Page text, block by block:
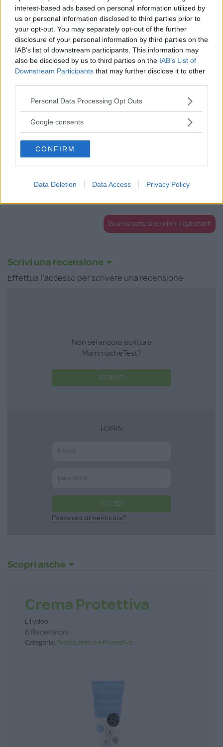
interest-based ads based on personal information utilized by
us or personal information disclosed to third parties prior to
your opt-out. You may separately opt-out of the further
disclosure of your personal information by third parties on the
IAB’s list of downstream participants. This information may
also be disclosed by us to third parties on the IAB’s List of
Downstream Participants that may further disclose it to other
Please note that this website/app uses one or more Google
not limited to your visit or usage behaviour. You may click to
use your data for below specified purposes in below Google
consent section.
Personal Data Processing Opt Outs
Google consents
CONFIRM
Data Deletion Data Access Privacy Policy
Ho usato questo prodotto con entrambe le mie figlie e l’ho
sempre trovato incredibilmente effic ...continua a leggere
Utile
0)
Senior Advisor
«Ottima crema per il cambio »
27.01.25
9.6
Ottima crema all’ossido di zinco dalla consistenza molto
densa (sembra una pasta) è davvero ott
Utile
Guarda tutte le opinioni degli utenti
Scrivi una recensione
Effettua l'accesso per scrivere una recensione
Non sei ancora iscritta a
MammacheTest?
ISCRIVITI
LOGIN
ACCEDI
Password dimenticata?
Scopri anche
Crema Protettiva
Lillydoo
6 Recensioni
Categoria: Paste Lenitive e Protettive